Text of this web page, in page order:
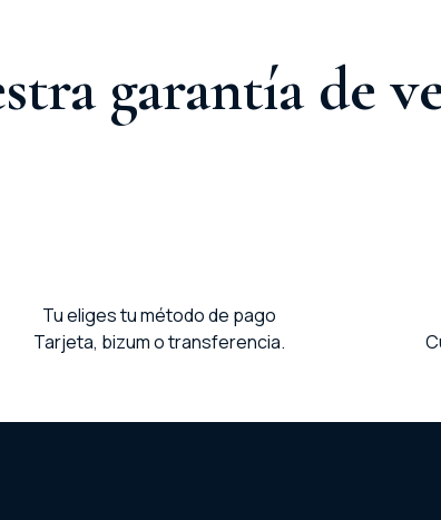
garantía de
Tu eliges tu método de pago
Tarjeta, bizum o transferencia.